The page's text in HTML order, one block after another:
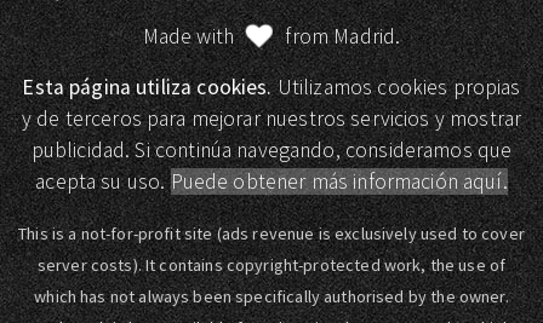
Made with
from Madrid.
Esta página utiliza cookies.Utilizamos cookies propias
y de terceros para mejorar nuestros servicios y mostrar
publicidad. Si continúa navegando, consideramos que
acepta su uso.Puede obtener más información aquí.
This is a not-for-profit site (ads revenue is exclusively used to cover
server costs). It contains copyright-protected work, the use of
which has not always been specifically authorised by the owner.